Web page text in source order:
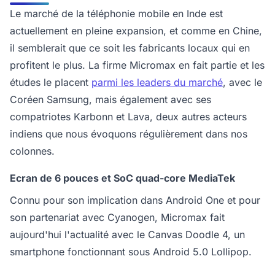
Le marché de la téléphonie mobile en Inde est
actuellement en pleine expansion, et comme en Chine,
il semblerait que ce soit les fabricants locaux qui en
profitent le plus. La firme Micromax en fait partie et les
études le placent parmi les leaders du marché, avec le
Coréen Samsung, mais également avec ses
compatriotes Karbonn et Lava, deux autres acteurs
indiens que nous évoquons régulièrement dans nos
colonnes.
Ecran de 6 pouces et SoC quad-core MediaTek
Connu pour son implication dans Android One et pour
son partenariat avec Cyanogen, Micromax fait
aujourd'hui l'actualité avec le Canvas Doodle 4, un
smartphone fonctionnant sous Android 5.0 Lollipop.